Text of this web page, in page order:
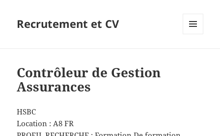
Recrutement et CV
Contrôleur de Gestion
Assurances
HSBC
Location :A8 FR